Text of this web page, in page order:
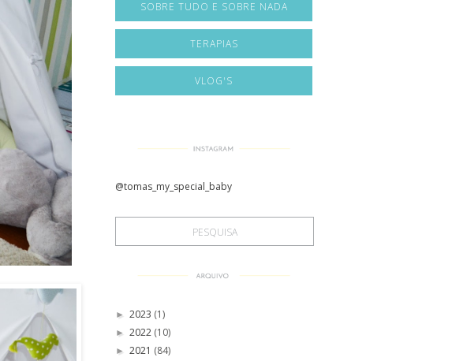
SOBRE TUDO E SOBRE NADA
TERAPIAS
VLOG'S
@tomas_my_special_baby
► 2023 (1)
► 2022 (10)
► 2021 (84)